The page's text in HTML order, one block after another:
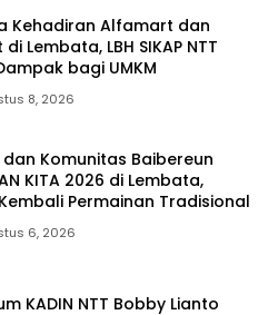
Kehadiran Alfamart dan
Lembata, LBH SIKAP NTT
bagi UMKM
8, 2026
dan Komunitas Baibereun
KITA 2026 di Lembata,
Permainan Tradisional
6, 2026
KADIN NTT Bobby Lianto